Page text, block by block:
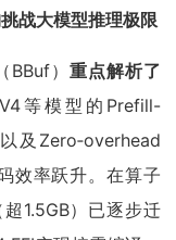
战大模型推理极限
BBuf）重点解析了
V4等模型的Prefill-
及Zero‑overhead
效率跃升。在算子
1.5GB）已逐步迁